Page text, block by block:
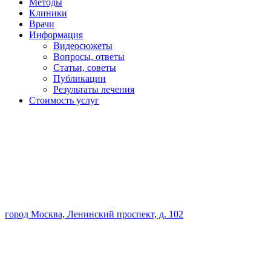
Методы
Клиники
Врачи
Информация
Видеосюжеты
Вопросы, ответы
Статьи, советы
Публикации
Результаты лечения
Стоимость услуг
город Москва, Ленинский проспект, д. 102